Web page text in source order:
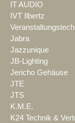
IT AUDIO
IVT Ilbertz
Jabra
Jazzunique
JB-Lighting
Jericho Gehäuse
JTE
JTS
K.M.E.
K24 Technik &